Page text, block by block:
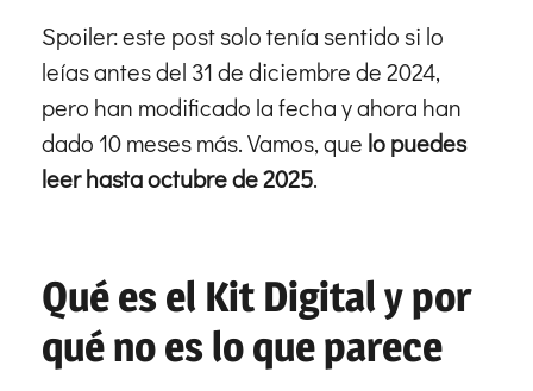
Spoiler: este post solo tenía sentido si lo
leías antes del 31 de diciembre de 2024,
pero han modificado la fecha y ahora han
dado 10 meses más. Vamos, que lo puedes
leer hasta octubre de 2025.
Qué es el Kit Digital y por
qué no es lo que parece